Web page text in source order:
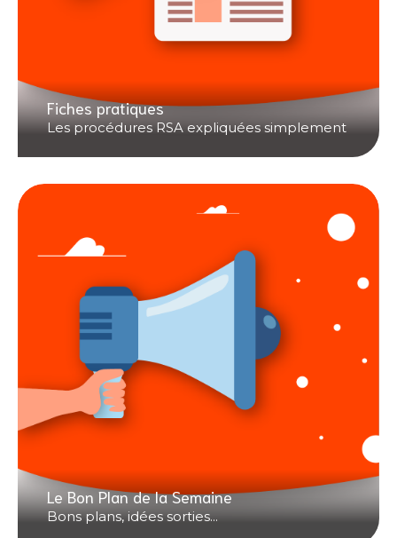
Fiches pratiques
Les procédures RSA expliquées simplement
Le Bon Plan de la Semaine
Bons plans, idées sorties...